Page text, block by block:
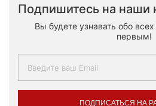
Подпишитесь на наши
Вы будете узнавать обо
первым!
ПОДПИСАТЬСЯ НА